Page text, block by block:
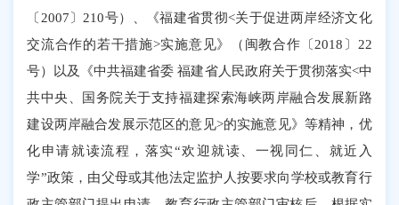
〔 2007〕 210号）、《福建省贯彻<关于促进两岸经济文化
交流合作的若干措施>实施意见》（闽教合作〔2018 〕 22
号）以及《中共福建省委 福建省人民政府关于贯彻落实<中
共中央、国务院关于支持福建探索海峡两岸融合发展新路
建设两岸融合发展示范区的意见>的实施意见》等精神，优
化申请就读流程，落实“欢迎就读、一视同仁、就近入
学”政策，由父母或其他法定监护人按要求向学校或教育行